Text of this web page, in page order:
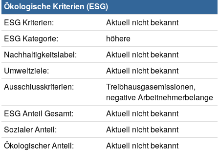
Ökologische Kriterien (ESG)
ESG Kriterien:
Aktuell nicht bekannt
ESG Kategorie:
höhere
Nachhaltigkeitslabel:
Aktuell nicht bekannt
Umweltziele:
Aktuell nicht bekannt
Ausschlusskriterien:
Treibhausgasemissionen,
negative Arbeitnehmerbelange
ESG Anteil Gesamt:
Aktuell nicht bekannt
Sozialer Anteil:
Aktuell nicht bekannt
Ökologischer Anteil:
Aktuell nicht bekannt